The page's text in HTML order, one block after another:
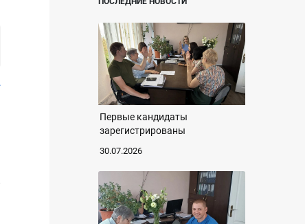
Первые кандидаты
зарегистрированы
30.07.2026